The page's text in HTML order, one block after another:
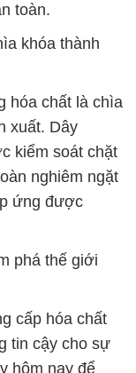
toàn.
khóa thành
hóa chất là chìa
xuất. Dây
kiểm soát chặt
nghiêm ngặt
ứng được
phá thế giới
cấp hóa chất
tin cậy cho sự
hôm nay để